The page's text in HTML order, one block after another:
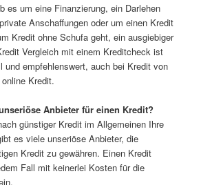
es um eine Finanzierung, ein Darlehen
Anschaffungen oder um einen Kredit
Kredit ohne Schufa geht, ein ausgiebiger
Vergleich mit einem Kreditcheck ist
und empfehlenswert, auch bei Kredit von
Kredit.
Anbieter für einen Kredit?
günstiger Kredit im Allgemeinen Ihre
es viele unseriöse Anbieter, die
Kredit zu gewähren. Einen Kredit
Fall mit keinerlei Kosten für die